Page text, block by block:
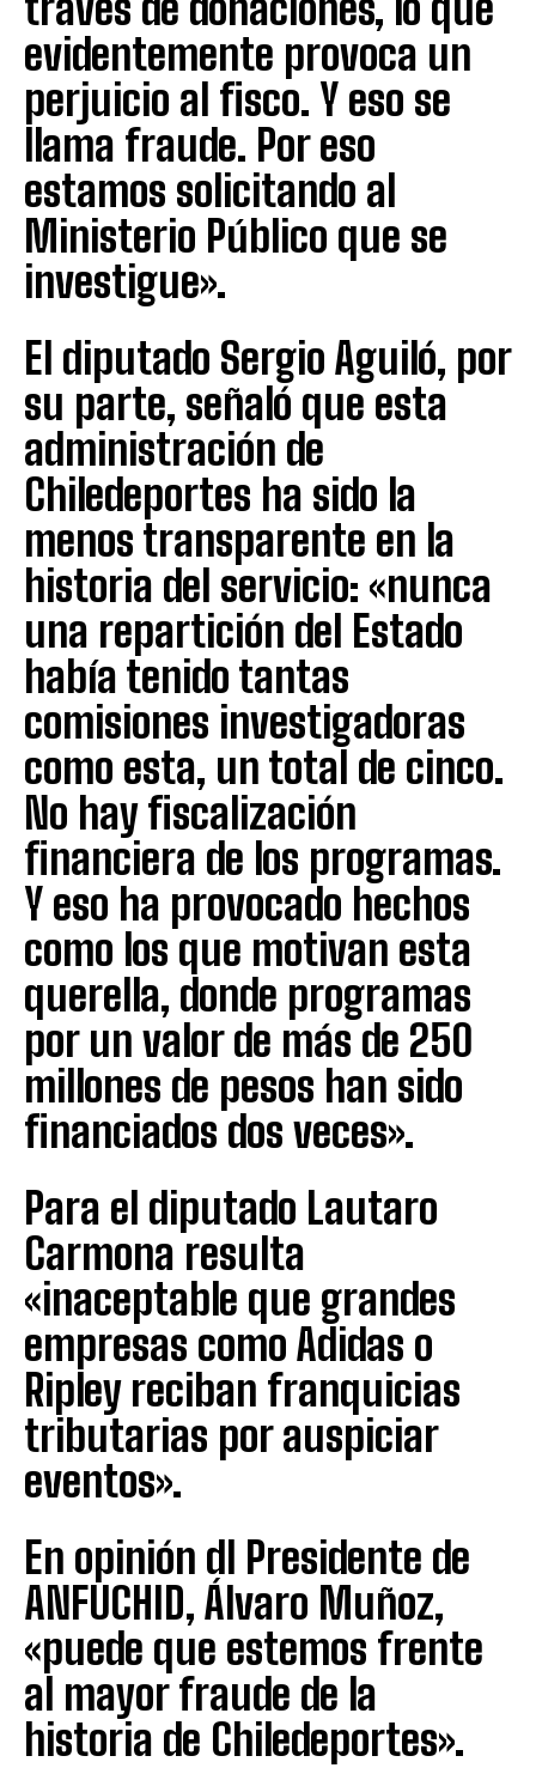
evidentemente provoca un
perjuicio al fisco. Y eso se
llama fraude. Por eso
estamos solicitando al
Ministerio Público que se
investigue».
El diputado Sergio Aguiló, por
su parte, señaló que esta
administración de
Chiledeportes ha sido la
menos transparente en la
historia del servicio: «nunca
una repartición del Estado
había tenido tantas
comisiones investigadoras
como esta, un total de cinco.
No hay fiscalización
financiera de los programas.
Y eso ha provocado hechos
como los que motivan esta
querella, donde programas
por un valor de más de 250
millones de pesos han sido
financiados dos veces».
Para el diputado Lautaro
Carmona resulta
«inaceptable que grandes
empresas como Adidas o
Ripley reciban franquicias
tributarias por auspiciar
eventos».
En opinión dl Presidente de
ANFUCHID, Álvaro Muñoz,
«puede que estemos frente
al mayor fraude de la
historia de Chiledeportes».